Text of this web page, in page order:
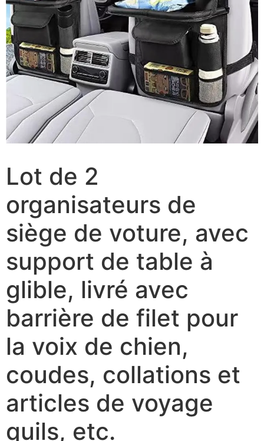
Lot de 2
organisateurs de
siège de voture, avec
support de table à
glible, livré avec
barrière de filet pour
la voix de chien,
coudes, collations et
articles de voyage
quils, etc.